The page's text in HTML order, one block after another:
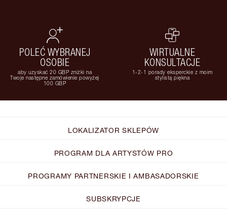
POLEĆ WYBRANEJ
OSOBIE
aby uzyskać 20 GBP zniżki na
Twoje następne zamówienie powyżej
100 GBP
WIRTUALNE
KONSULTACJE
1-2-1 porady eksperckie z moim
stylistą piękna
LOKALIZATOR SKLEPÓW
PROGRAM DLA ARTYSTÓW PRO
PROGRAMY PARTNERSKIE I AMBASADORSKIE
SUBSKRYPCJE